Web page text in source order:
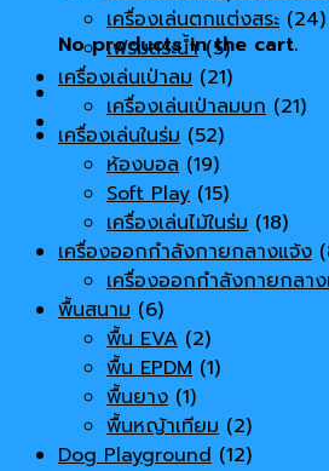
No products in the cart.
เครื่องเล่นตกแต่งสระ (24)
เฟรมสระน้ำ (5)
เครื่องเล่นเป่าลม (21)
เครื่องเล่นเป่าลมบก (21)
เครื่องเล่นในร่ม (52)
ห้องบอล (19)
Soft Play (15)
เครื่องเล่นไม้ในร่ม (18)
เครื่องออกกำลังกายกลางแจ้ง
เครื่องออกกำลังกายกลา
พื้นสนาม (6)
พื้น EVA (2)
พื้น EPDM (1)
พื้นยาง (1)
พื้นหญ้าเทียม (2)
Dog Playground (12)